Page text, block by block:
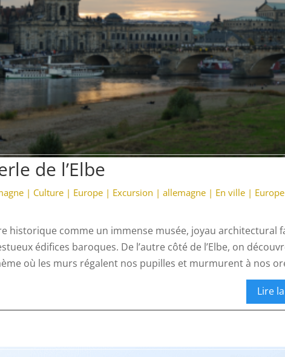
de l’Elbe
| Culture | Europe | Excursion | allemagne | En ville |
historique comme un immense musée, joyau architectural
édifices baroques. De l’autre côté de l’Elbe, on
où les murs régalent nos pupilles et murmurent à nos
Lire